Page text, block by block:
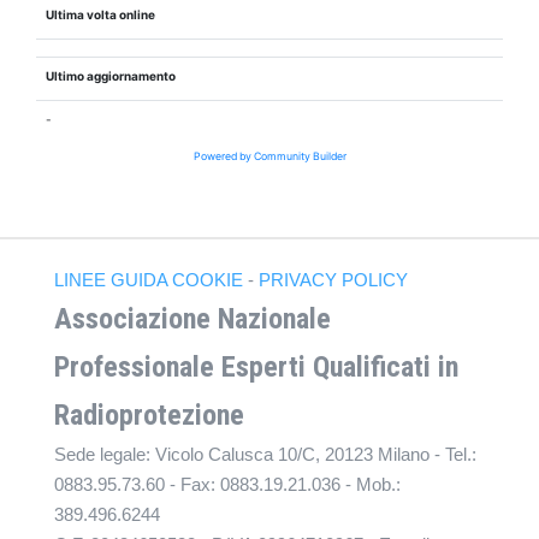
Ultima volta online
Ultimo aggiornamento
-
Powered by Community Builder
LINEE GUIDA COOKIE - PRIVACY POLICY
Associazione Nazionale
Professionale Esperti Qualificati in
Radioprotezione
Sede legale: Vicolo Calusca 10/C, 20123 Milano - Tel.:
0883.95.73.60 - Fax: 0883.19.21.036 - Mob.:
389.496.6244